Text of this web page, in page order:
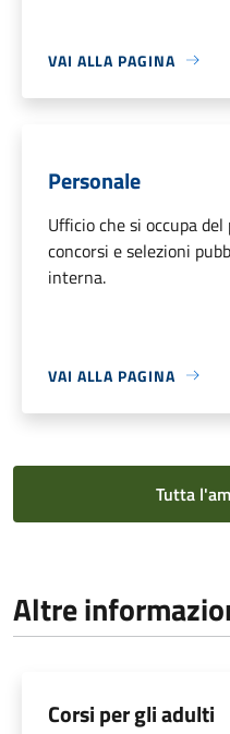
VAI ALLA PAGINA
Personale
Ufficio che si occupa
concorsi e selezioni
interna.
VAI ALLA PAGINA
Tutta
Altre
Corsi per gli adulti